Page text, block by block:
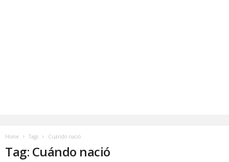
Home Tags Cuándo nació
Tag: Cuándo nació